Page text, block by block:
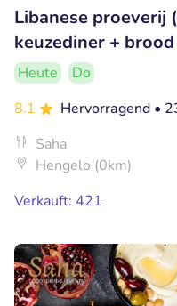
Libanese proeverij
keuzediner +
Heute
Do
8.1
Hervorragend •
Saha
Hengelo (0km)
Verkauft: 421